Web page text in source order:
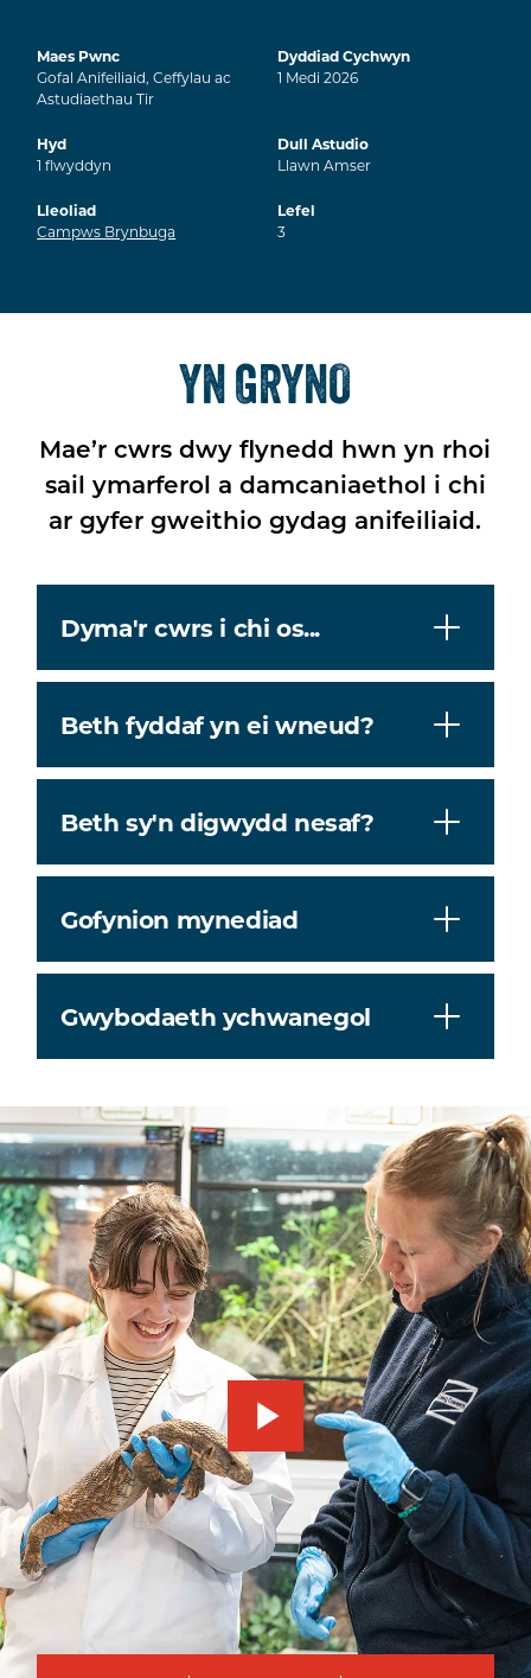
Maes Pwnc
Gofal Anifeiliaid, Ceffylau ac
Astudiaethau Tir
Dyddiad Cychwyn
1 Medi2026
Hyd
1flwyddyn
Dull Astudio
Llawn Amser
Lleoliad
Campws Brynbuga
Lefel
3
YN GRYNO
Mae’r cwrs dwy flynedd hwn yn rhoi
sail ymarferol a damcaniaethol i chi
ar gyfer gweithio gydag anifeiliaid.
Dyma'r cwrs i chi os...
Beth fyddaf yn ei wneud?
Beth sy'n digwydd nesaf?
Gofynion mynediad
Gwybodaeth ychwanegol